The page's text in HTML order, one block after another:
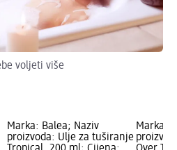
voljeti više
Marka: Balea; Naziv
proizvoda: Ulje za tuširanje
Marka: